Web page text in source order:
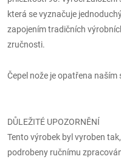
která se vyznačuje
zapojením tradičních
zručnosti.
Čepel nože je opatřena
DŮLEŽITÉ UPOZORNĚNÍ
Tento výrobek byl vyroben
podrobeny ručnímu